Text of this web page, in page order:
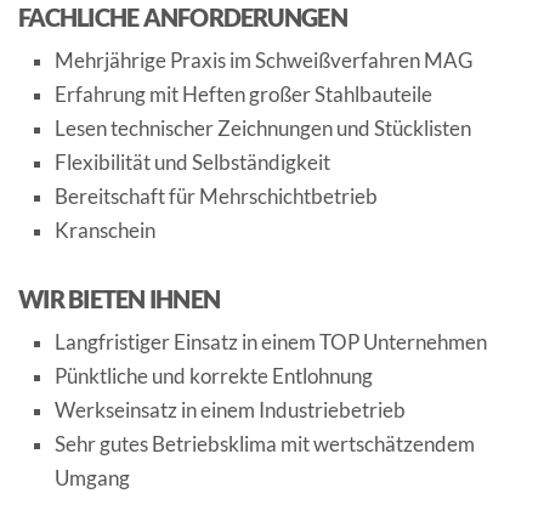
FACHLICHE ANFORDERUNGEN
Mehrjährige Praxis im Schweißverfahren MAG
Erfahrung mit Heften großer Stahlbauteile
Lesen technischer Zeichnungen und Stücklisten
Flexibilität und Selbständigkeit
Bereitschaft für Mehrschichtbetrieb
Kranschein
WIR BIETEN IHNEN
Langfristiger Einsatz in einem TOP Unternehmen
Pünktliche und korrekte Entlohnung
Werkseinsatz in einem Industriebetrieb
Sehr gutes Betriebsklima mit wertschätzendem
Umgang